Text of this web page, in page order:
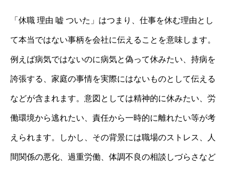
「休職 理由 嘘 ついた」はつまり、仕事を休む理由とし
て本当ではない事柄を会社に伝えることを意味します。
例えば病気ではないのに病気と偽って休みたい、持病を
誇張する、家庭の事情を実際にはないものとして伝える
などが含まれます。意図としては精神的に休みたい、労
働環境から逃れたい、責任から一時的に離れたい等が考
えられます。しかし、その背景には職場のストレス、人
間関係の悪化、過重労働、体調不良の相談しづらさなど